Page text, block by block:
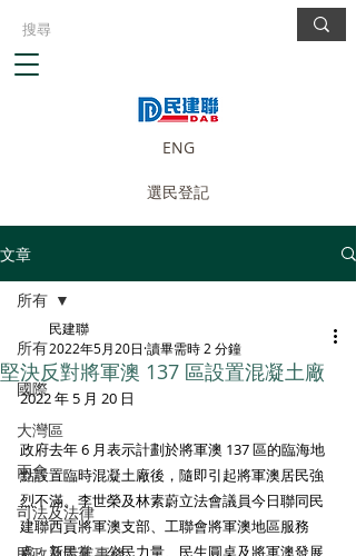
ENG
選民登記
文章
所有
國際
大灣區
兩會
司法及法律
所有
堅決反對將軍澳 137 區設置混凝土廠
民建聯
2022年5月20日 讀畢需時 2 分鐘
2022 年 5 月 20 日
政府去年 6 月表示計劃於將軍澳 137 區的臨海地
點設置臨時混凝土廠後，隨即引起將軍澳居民強
烈不滿。李世榮及林素蔚立法會議員今日聯同民
建聯西貢將軍澳支部、工聯會將軍澳地區服務
處、新民黨、公民力量、民生圓桌及將軍澳發展